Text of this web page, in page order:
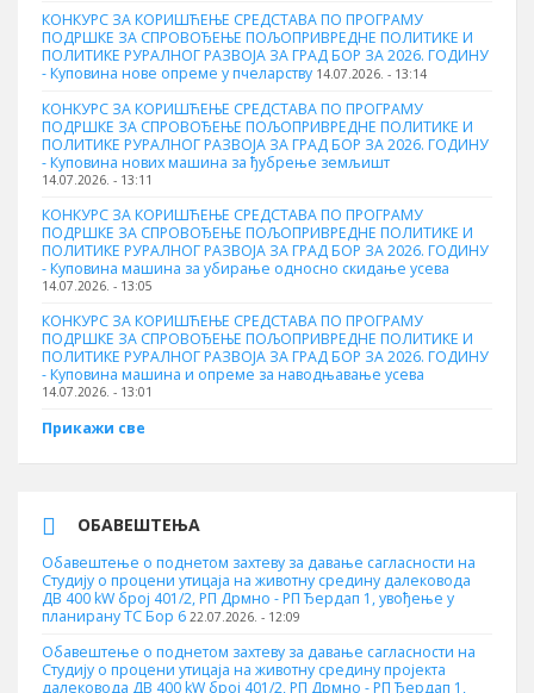
КОНКУРС ЗА КОРИШЋЕЊЕ СРЕДСТАВА ПО ПРОГРАМУ
ПОДРШКЕ ЗА СПРОВОЂЕЊЕ ПОЉОПРИВРЕДНЕ ПОЛИТИКЕ И
ПОЛИТИКЕ РУРАЛНОГ РАЗВОЈА ЗА ГРАД БОР ЗА 2026. ГОДИНУ
- Куповина нове опреме у пчеларству 14.07.2026. - 13:14
КОНКУРС ЗА КОРИШЋЕЊЕ СРЕДСТАВА ПО ПРОГРАМУ
ПОДРШКЕ ЗА СПРОВОЂЕЊЕ ПОЉОПРИВРЕДНЕ ПОЛИТИКЕ И
ПОЛИТИКЕ РУРАЛНОГ РАЗВОЈА ЗА ГРАД БОР ЗА 2026. ГОДИНУ
- Куповина нових машина за ђубрење земљишт
14.07.2026. - 13:11
КОНКУРС ЗА КОРИШЋЕЊЕ СРЕДСТАВА ПО ПРОГРАМУ
ПОДРШКЕ ЗА СПРОВОЂЕЊЕ ПОЉОПРИВРЕДНЕ ПОЛИТИКЕ И
ПОЛИТИКЕ РУРАЛНОГ РАЗВОЈА ЗА ГРАД БОР ЗА 2026. ГОДИНУ
- Куповинa машина за убирање односно скидање усева
14.07.2026. - 13:05
КОНКУРС ЗА КОРИШЋЕЊЕ СРЕДСТАВА ПО ПРОГРАМУ
ПОДРШКЕ ЗА СПРОВОЂЕЊЕ ПОЉОПРИВРЕДНЕ ПОЛИТИКЕ И
ПОЛИТИКЕ РУРАЛНОГ РАЗВОЈА ЗА ГРАД БОР ЗА 2026. ГОДИНУ
- Куповина машина и опреме за наводњавање усева
14.07.2026. - 13:01
Прикажи све
ОБАВЕШТЕЊА
Обавештење о поднетом захтеву за давање сагласности на
Студију о процени утицаја на животну средину далековода
ДВ 400 kW број 401/2, РП Дрмно - РП Ђердап 1, увођење у
планирану ТС Бор 6 22.07.2026. - 12:09
Обавештење о поднетом захтеву за давање сагласности на
Студију о процени утицаја на животну средину пројекта
далековода ДВ 400 kW број 401/2, РП Дрмно - РП Ђердап 1,